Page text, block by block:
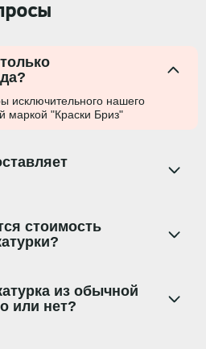
исключительного нашего
маркой "Краски Бриз"
стоимость
из обычной
или нет?